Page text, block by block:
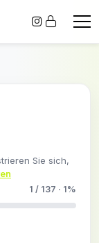
Sie sich,
1 / 137 · 1%